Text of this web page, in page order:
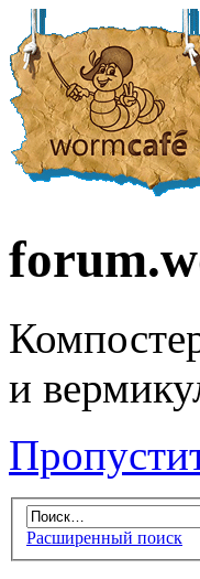
и
Расширенный поиск